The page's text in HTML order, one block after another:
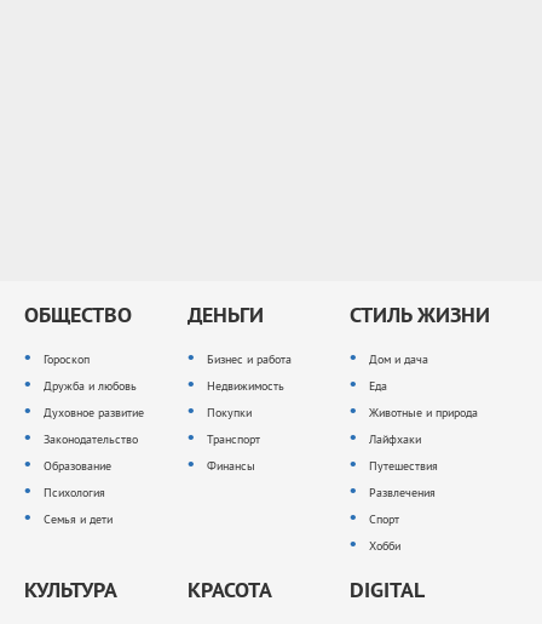
ОБЩЕСТВО
Гороскоп
Дружба и любовь
Духовное развитие
Законодательство
Образование
Психология
Семья и дети
ДЕНЬГИ
Бизнес и работа
Недвижимость
Покупки
Транспорт
Финансы
СТИЛЬ ЖИЗНИ
Дом и дача
Еда
Животные и природа
Лайфхаки
Путешествия
Развлечения
Спорт
Хобби
КУЛЬТУРА КРАСОТА DIGITAL